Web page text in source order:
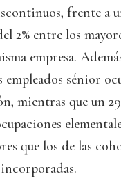
frente a
2% entre los
empresa.
empleados sénior
mientras que un
que los de las